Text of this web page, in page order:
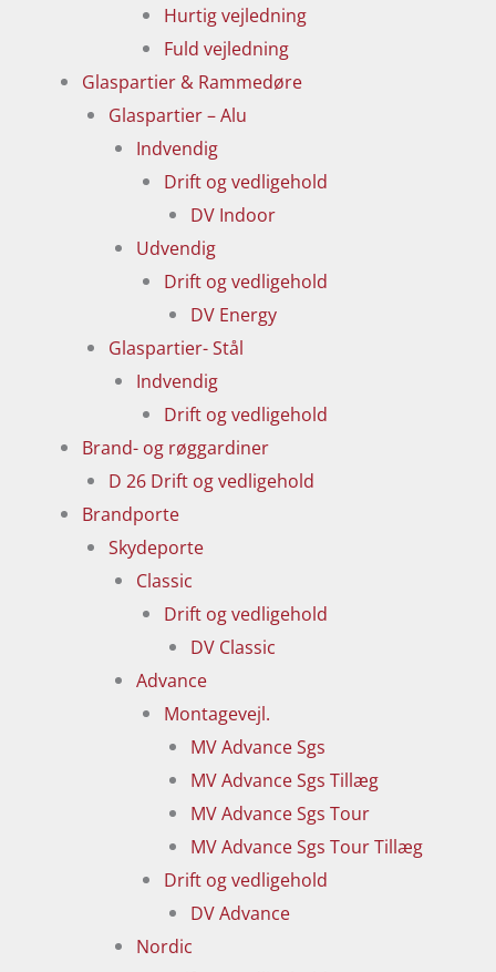
Hurtig vejledning
Fuld vejledning
Glaspartier & Rammedøre
Glaspartier – Alu
Indvendig
Drift og vedligehold
DV Indoor
Udvendig
Drift og vedligehold
DV Energy
Glaspartier- Stål
Indvendig
Drift og vedligehold
Brand- og røggardiner
D 26 Drift og vedligehold
Brandporte
Skydeporte
Classic
Drift og vedligehold
DV Classic
Advance
Montagevejl.
MV Advance Sgs
MV Advance Sgs Tillæg
MV Advance Sgs Tour
MV Advance Sgs Tour Tillæg
Drift og vedligehold
DV Advance
Nordic